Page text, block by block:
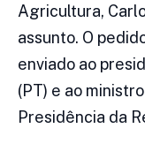
Agricultura,
assunto. O
enviado ao
(PT) e ao
Presidência da